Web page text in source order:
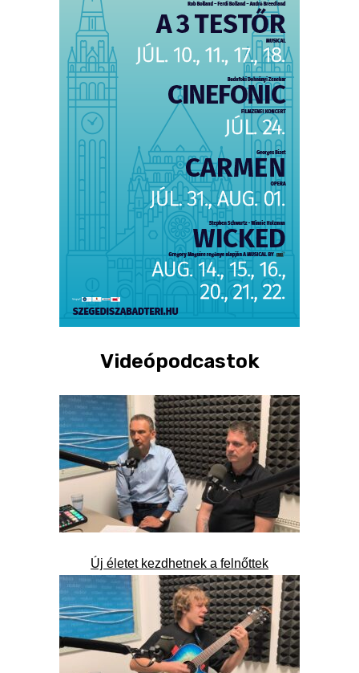
Videópodcastok
Új életet kezdhetnek a felnőttek